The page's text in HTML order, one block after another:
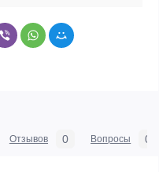
Отзывов 0 Вопросы 0